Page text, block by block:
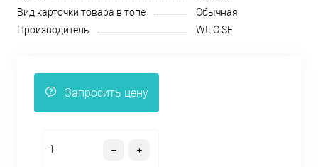
Вид карточки товара в топе
Обычная
Производитель
WILO SE
Запросить цену